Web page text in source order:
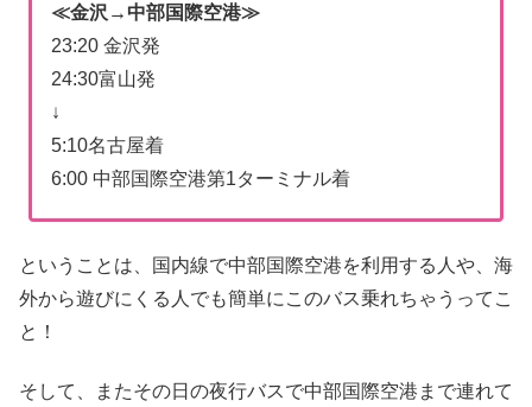
≪金沢→中部国際空港≫
23:20 金沢発
24:30富山発
↓
5:10名古屋着
6:00 中部国際空港第1ターミナル着
ということは、国内線で中部国際空港を利用する人や、海
外から遊びにくる人でも簡単にこのバス乗れちゃうってこ
と！
そして、またその日の夜行バスで中部国際空港まで連れて